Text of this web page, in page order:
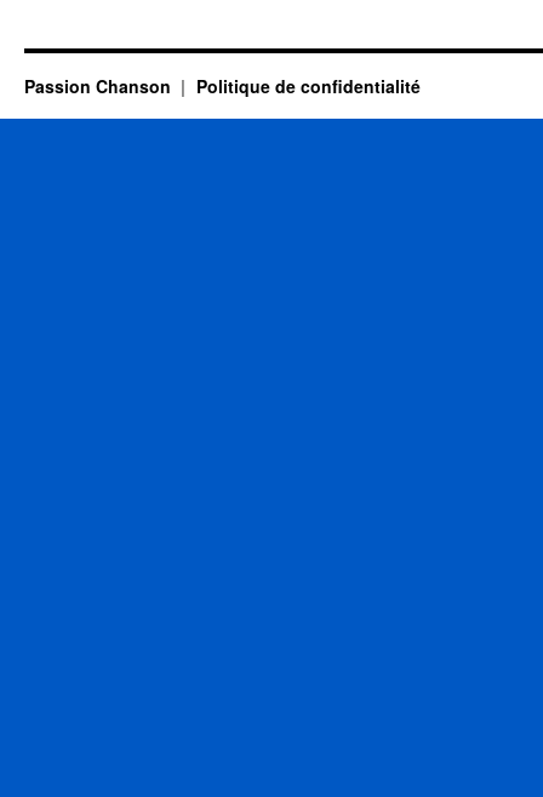
Passion Chanson Politique de confidentialité